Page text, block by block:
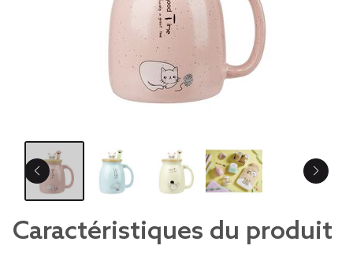
Caractéristiques du produit